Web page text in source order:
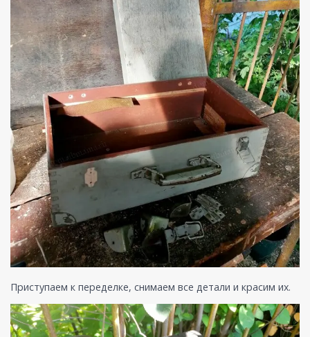
Приступаем к переделке, снимаем все детали и красим их.